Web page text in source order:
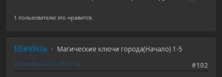
1 пользователю это нравится.
ElleVikia
Магические ключи города(Начало) 1-5
#102
22 октября 2021, 01:01:49